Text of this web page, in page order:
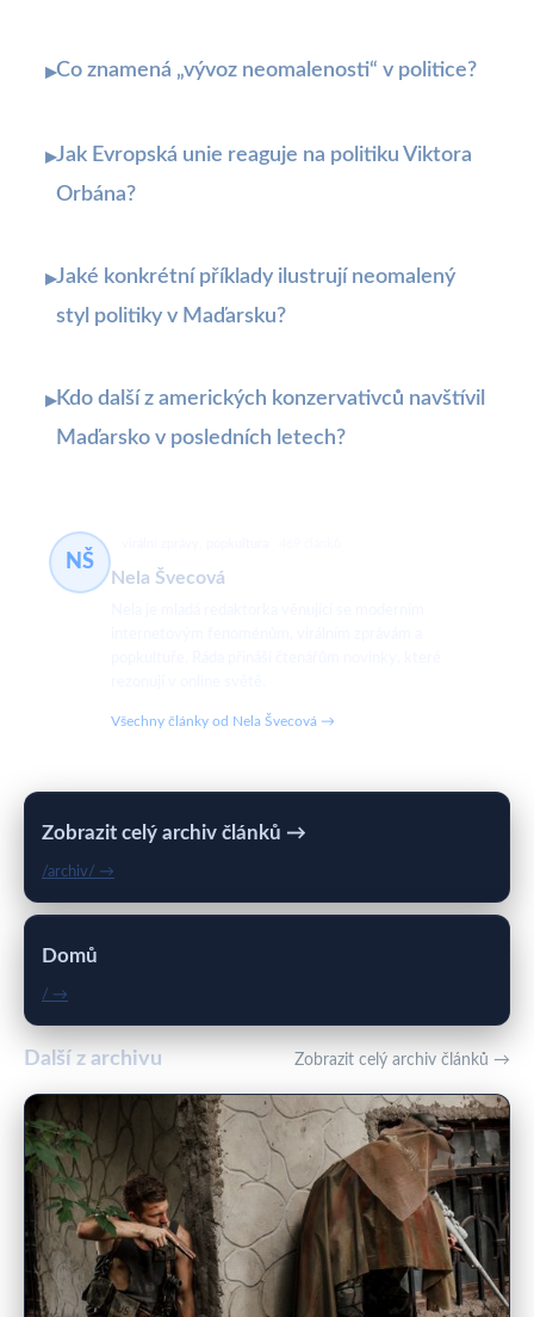
▸Co znamená „vývoz neomalenosti“ v politice?
▸Jak Evropská unie reaguje na politiku Viktora
Orbána?
▸Jaké konkrétní příklady ilustrují neomalený
styl politiky v Maďarsku?
▸Kdo další z amerických konzervativců navštívil
Maďarsko v posledních letech?
NŠ
Nela Švecová
Všechny články od Nela Švecová →
Zobrazit celý archiv článků →
/archiv/ →
Domů
/ →
Další z archivu Zobrazit celý archiv článků →